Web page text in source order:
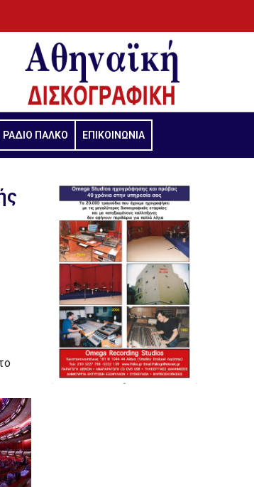
ΡΑΔΙΟ ΠΑΛΚΟ ΕΠΙΚΟΙΝΩΝΙΑ